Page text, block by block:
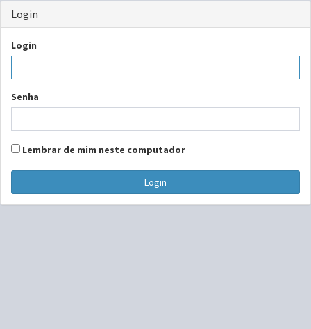
Login
Login
Senha
Lembrar de mim neste computador
Login